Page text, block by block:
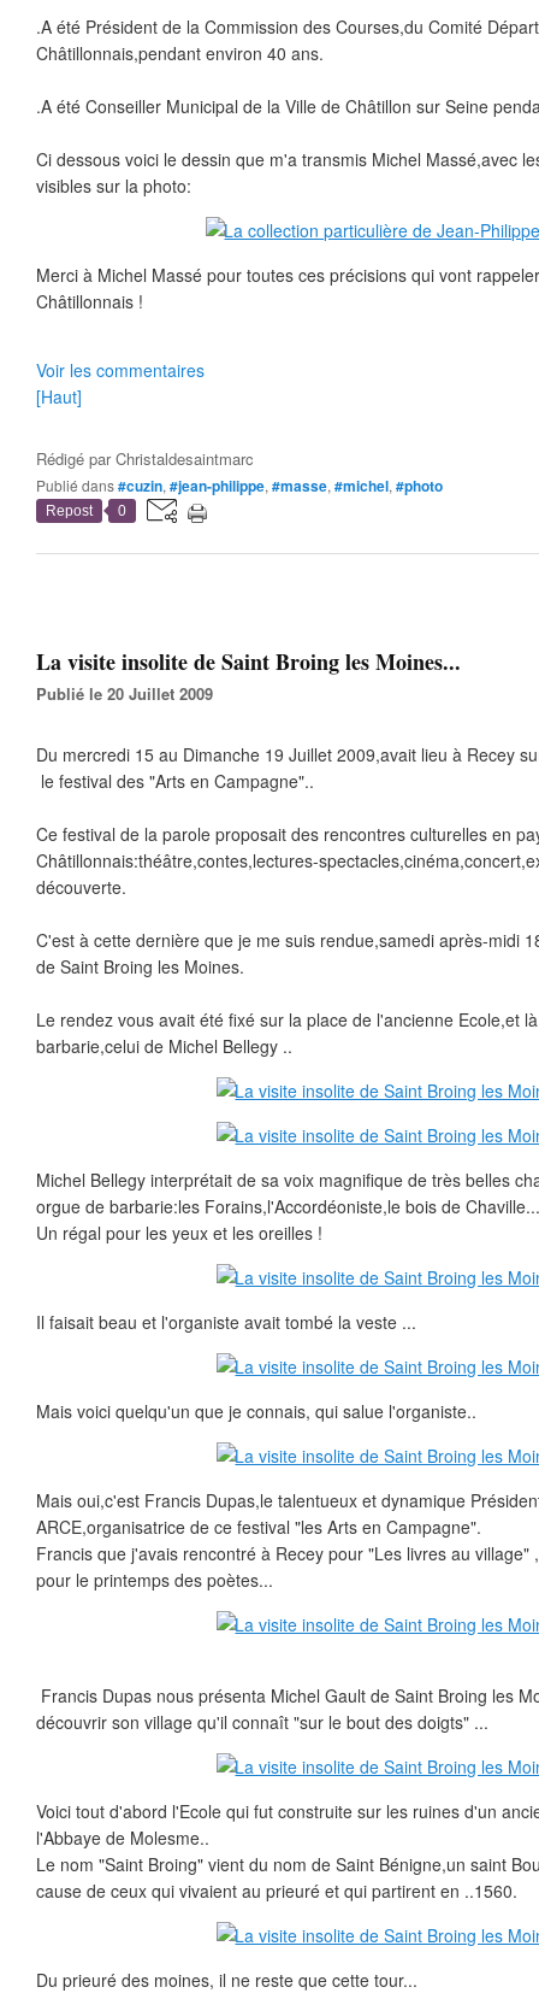
.A été Président de la Commission des Courses,du Comité
Châtillonnais,pendant environ 40 ans.
.A été Conseiller Municipal de la Ville de Châtillon sur Seine
Ci dessous voici le dessin que m'a transmis Michel Massé,avec
visibles sur la photo:
Merci à Michel Massé pour toutes ces précisions qui vont
Châtillonnais !
Voir les commentaires
[Haut]
Rédigé parChristaldesaintmarc
Publié dans#cuzin, #jean-philippe, #masse, #michel, #photo
Repost 0
La visite insolite de Saint Broing les Moines...
Publié le 20 Juillet 2009
Du mercredi 15 au Dimanche 19 Juillet 2009,avait lieu à Recey
le festival des "Arts en Campagne"..
Ce festival de la parole proposait des rencontres culturelles en
Châtillonnais:théâtre,contes,lectures-
découverte.
C'est à cette dernière que je me suis rendue,samedi après-midi
de Saint Broing les Moines.
Le rendez vous avait été fixé sur la place de l'ancienne Ecole,et
barbarie,celui de Michel Bellegy ..
Michel Bellegy interprétait de sa voix magnifique de très belles
orgue de barbarie:les Forains,l'Accordéoniste,le bois de Chaville...
Un régal pour les yeux et les oreilles !
Il faisait beau et l'organiste avait tombé la veste ...
Mais voici quelqu'un que je connais, qui salue l'organiste..
Mais oui,c'est Francis Dupas,le talentueux et dynamique
ARCE,organisatrice de ce festival "les Arts en Campagne".
Francis que j'avais rencontré à Recey pour "Les livres au village"
pour le printemps des poètes...
Francis Dupas nous présenta Michel Gault de Saint Broing les
découvrir son village qu'il connaît "sur le bout des doigts" ...
Voici tout d'abord l'Ecole qui fut construite sur les ruines d'un
l'Abbaye de Molesme..
Le nom "Saint Broing" vient du nom de Saint Bénigne,un saint
cause de ceux qui vivaient au prieuré et qui partirent en ..1560.
Du prieuré des moines, il ne reste que cette tour...